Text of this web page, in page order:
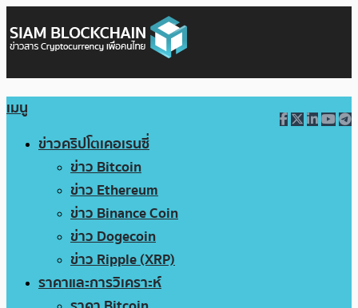
เมนู
ข่าวคริปโตเคอเรนซี่
ข่าว Bitcoin
ข่าว Ethereum
ข่าว Binance Coin
ข่าว Dogecoin
ข่าว Ripple (XRP)
ราคาและการวิเคราะห์